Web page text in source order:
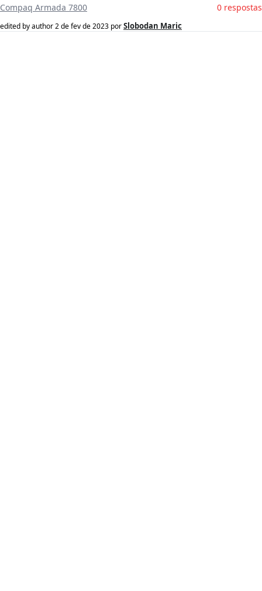
Compaq Armada 7800 0 respostas
edited by author2 de fev de 2023 porSlobodan Maric